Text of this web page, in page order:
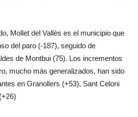
Mollet del Vallès es el municipio que
del paro (-187), seguido de
de Montbui (75). Los incrementos
mucho más generalizados, han sido
en Granollers (+53), Sant Celoni